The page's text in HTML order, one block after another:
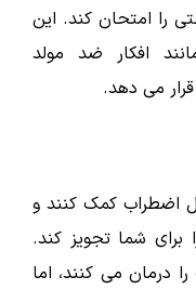
را امتحان کند. این
افکار ضد مولد
می دهد.
اضطراب کمک کنند و
شما تجویز کند.
درمان می کنند، اما